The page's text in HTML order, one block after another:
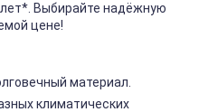
Выбирайте надёжную
цене!
материал.
климатических